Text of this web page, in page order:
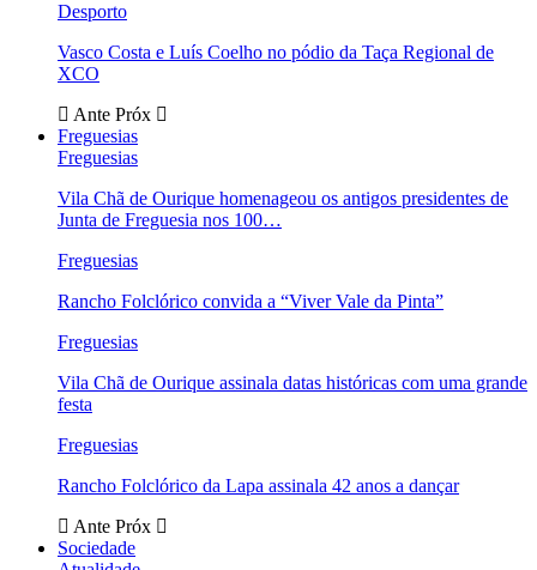
Desporto
Vasco Costa e Luís Coelho no pódio da Taça Regional de
XCO
Ante Próx
Freguesias
Freguesias
Vila Chã de Ourique homenageou os antigos presidentes de
Junta de Freguesia nos 100…
Freguesias
Rancho Folclórico convida a “Viver Vale da Pinta”
Freguesias
Vila Chã de Ourique assinala datas históricas com uma grande
festa
Freguesias
Rancho Folclórico da Lapa assinala 42 anos a dançar
Ante Próx
Sociedade